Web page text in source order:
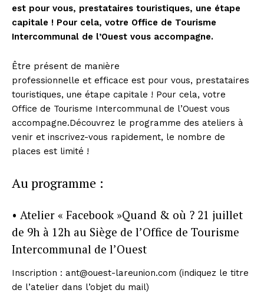
est pour vous, prestataires touristiques, une étape
capitale ! Pour cela, votre Office de Tourisme
Intercommunal de l’Ouest vous accompagne.
Être présent de manière
professionnelle et efficace est pour vous, prestataires
touristiques, une étape capitale ! Pour cela, votre
Office de Tourisme Intercommunal de l’Ouest vous
accompagne.Découvrez le programme des ateliers à
venir et inscrivez-vous rapidement, le nombre de
places est limité !
Au programme :
• Atelier « Facebook »Quand & où ? 21 juillet
de 9h à 12h au Siège de l’Office de Tourisme
Intercommunal de l’Ouest
Inscription : ant@ouest-lareunion.com (indiquez le titre
de l’atelier dans l’objet du mail)